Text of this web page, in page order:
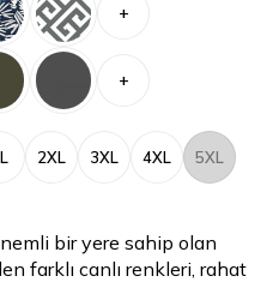
+
+
2XL 3XL 4XL 5XL
bir yere sahip olan
farklı canlı renkleri, rahat